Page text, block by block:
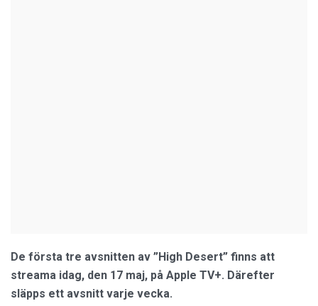
De första tre avsnitten av ”High Desert” finns att
streama idag, den 17 maj, på Apple TV+. Därefter
släpps ett avsnitt varje vecka.